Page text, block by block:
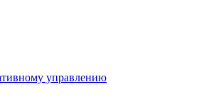
управлению